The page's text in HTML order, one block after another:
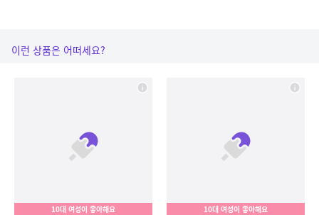
이런 상품은 어떠세요?
10대 여성이 좋아해요 10대 여성이 좋아해요